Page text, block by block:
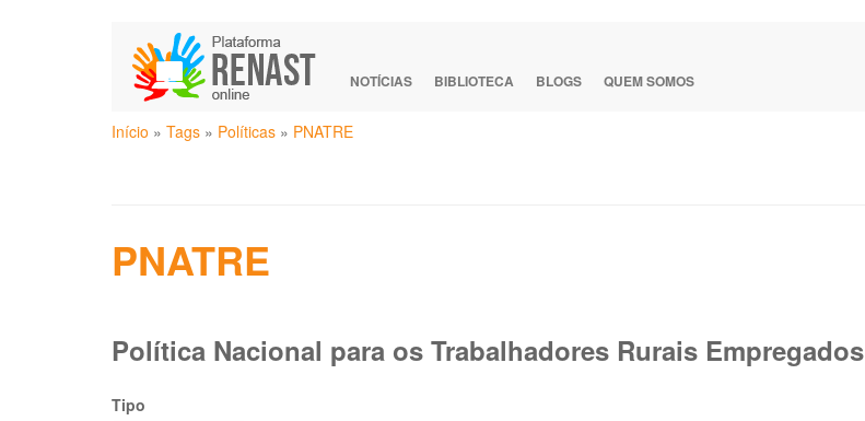
NOTÍCIAS BIBLIOTECA BLOGS QUEM SOMOS
Você
Início » Tags » Políticas » PNATRE
PNATRE
Política Nacional para os Trabalhadores Rurais Empregados
Tipo